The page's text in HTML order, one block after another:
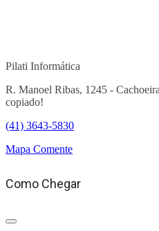
Pilati Informática
R. Manoel Ribas, 1245 -
copiado!
(41) 3643-5830
Mapa Comente
Como Chegar